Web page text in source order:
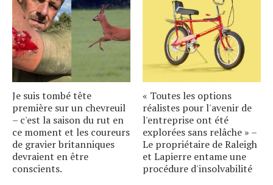
Je suis tombé tête
première sur un chevreuil
– c'est la saison du rut en
ce moment et les coureurs
de gravier britanniques
devraient en être
conscients.
« Toutes les options
réalistes pour l'avenir de
l'entreprise ont été
explorées sans relâche » –
Le propriétaire de Raleigh
et Lapierre entame une
procédure d'insolvabilité